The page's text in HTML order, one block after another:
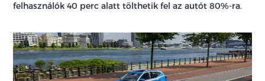
felhasználók 40 perc alatt tölthetik fel az autót 80%-ra.